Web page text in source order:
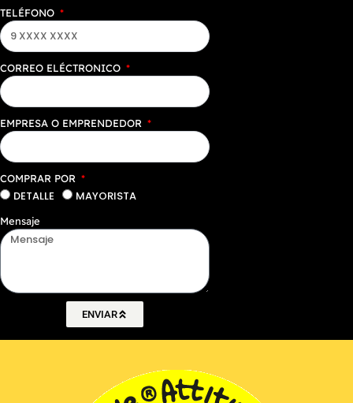
TELÉFONO
CORREO ELÉCTRONICO
EMPRESA O EMPRENDEDOR
COMPRAR POR
DETALLE MAYORISTA
Mensaje
ENVIAR